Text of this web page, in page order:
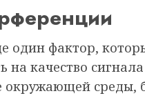
один фактор,
на качество
окружающей среды,